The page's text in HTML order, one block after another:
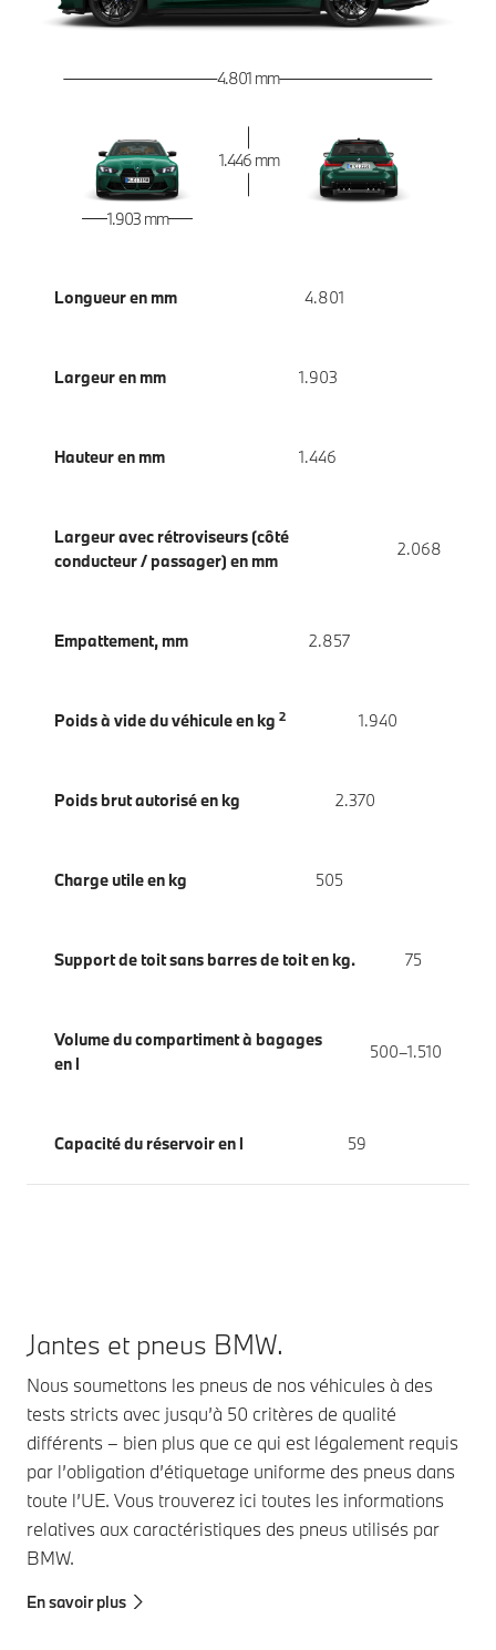
4.801 mm
1.903 mm
1.446 mm
Longueur en mm 4.801
Largeur en mm 1.903
Hauteur en mm 1.446
Largeur avec rétroviseurs (côté
conducteur / passager) en mm
2.068
Empattement, mm 2.857
Poids à vide du véhicule en kg 2 1.940
Poids brut autorisé en kg 2.370
Charge utile en kg 505
Support de toit sans barres de toit en kg. 75
Volume du compartiment à bagages
en l
500–1.510
Capacité du réservoir en l 59
Jantes et pneus BMW.
Nous soumettons les pneus de nos véhicules à des
tests stricts avec jusqu’à 50 critères de qualité
différents – bien plus que ce qui est légalement requis
par l’obligation d’étiquetage uniforme des pneus dans
toute l’UE. Vous trouverez ici toutes les informations
relatives aux caractéristiques des pneus utilisés par
BMW.
En savoir plus